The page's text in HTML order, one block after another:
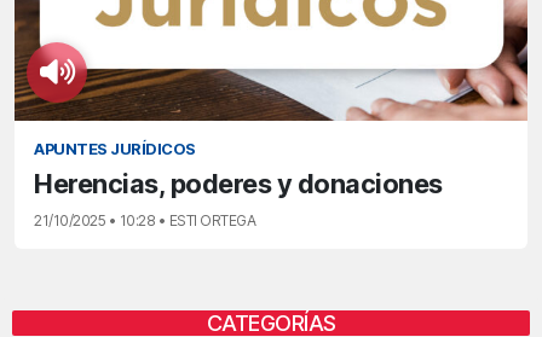
APUNTES JURÍDICOS
Herencias, poderes y donaciones
21/10/2025 • 10:28 • ESTI ORTEGA
CATEGORÍAS